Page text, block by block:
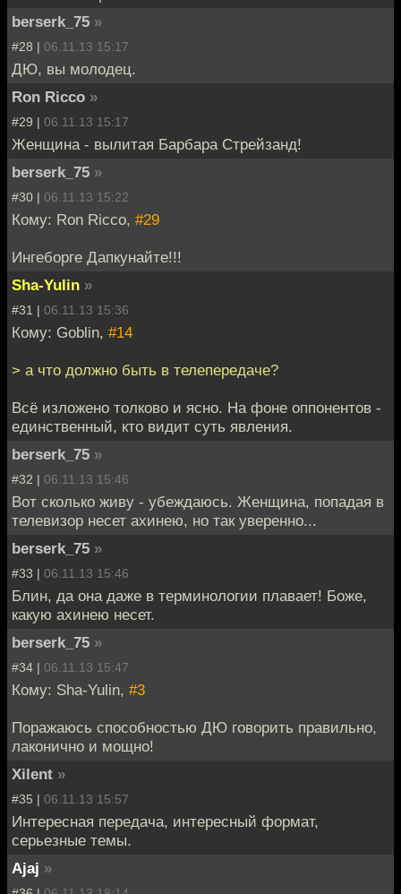
berserk_75 »
#28 | 06.11.13 15:17
ДЮ, вы молодец.
Ron Ricco »
#29 | 06.11.13 15:17
Женщина - вылитая Барбара Стрейзанд!
berserk_75 »
#30 | 06.11.13 15:22
Кому: Ron Ricco, #29
Ингеборге Дапкунайте!!!
Sha-Yulin »
#31 | 06.11.13 15:36
Кому: Goblin, #14
> а что должно быть в телепередаче?
Всё изложено толково и ясно. На фоне оппонентов -
единственный, кто видит суть явления.
berserk_75 »
#32 | 06.11.13 15:46
Вот сколько живу - убеждаюсь. Женщина, попадая в
телевизор несет ахинею, но так уверенно...
berserk_75 »
#33 | 06.11.13 15:46
Блин, да она даже в терминологии плавает! Боже,
какую ахинею несет.
berserk_75 »
#34 | 06.11.13 15:47
Кому: Sha-Yulin, #3
Поражаюсь способностью ДЮ говорить правильно,
лаконично и мощно!
Xilent »
#35 | 06.11.13 15:57
Интересная передача, интересный формат,
серьезные темы.
Ajaj »